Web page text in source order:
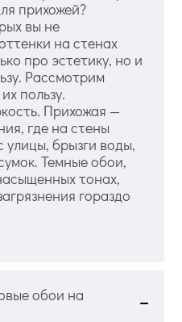
прихожей?
вы не
на стенах
про эстетику, но и
Рассмотрим
пользу.
Прихожая —
где на стены
улицы, брызги воды,
Темные обои,
тонах,
гораздо
обои на